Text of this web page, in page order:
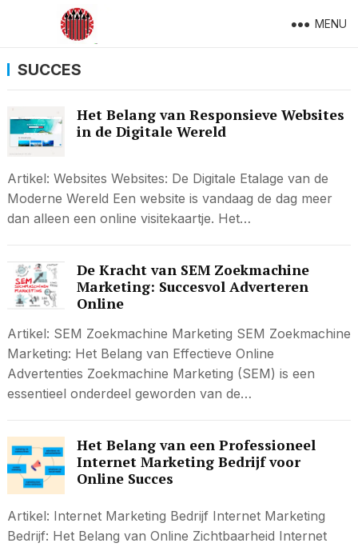
MENU
SUCCES
Het Belang van Responsieve Websites
in de Digitale Wereld
Artikel: Websites Websites: De Digitale Etalage van de
Moderne Wereld Een website is vandaag de dag meer
dan alleen een online visitekaartje. Het…
De Kracht van SEM Zoekmachine
Marketing: Succesvol Adverteren
Online
Artikel: SEM Zoekmachine Marketing SEM Zoekmachine
Marketing: Het Belang van Effectieve Online
Advertenties Zoekmachine Marketing (SEM) is een
essentieel onderdeel geworden van de…
Het Belang van een Professioneel
Internet Marketing Bedrijf voor
Online Succes
Artikel: Internet Marketing Bedrijf Internet Marketing
Bedrijf: Het Belang van Online Zichtbaarheid Internet